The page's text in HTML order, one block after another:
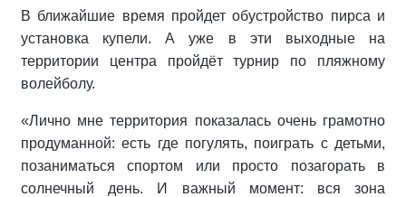
В ближайшие время пройдет обустройство пирса и
установка купели. А уже в эти выходные на
территории центра пройдёт турнир по пляжному
волейболу.
«Лично мне территория показалась очень грамотно
продуманной: есть где погулять, поиграть с детьми,
позаниматься спортом или просто позагорать в
солнечный день. И важный момент: вся зона